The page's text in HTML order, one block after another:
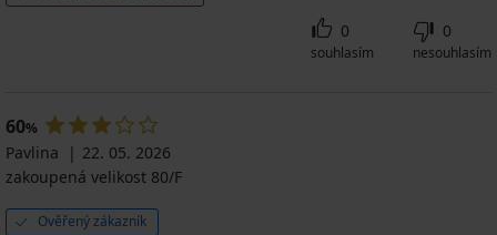
0
souhlasím
0
nesouhlasím
60%
Pavlina
22. 05. 2026
zakoupená velikost 80/F
Ověřený zákazník